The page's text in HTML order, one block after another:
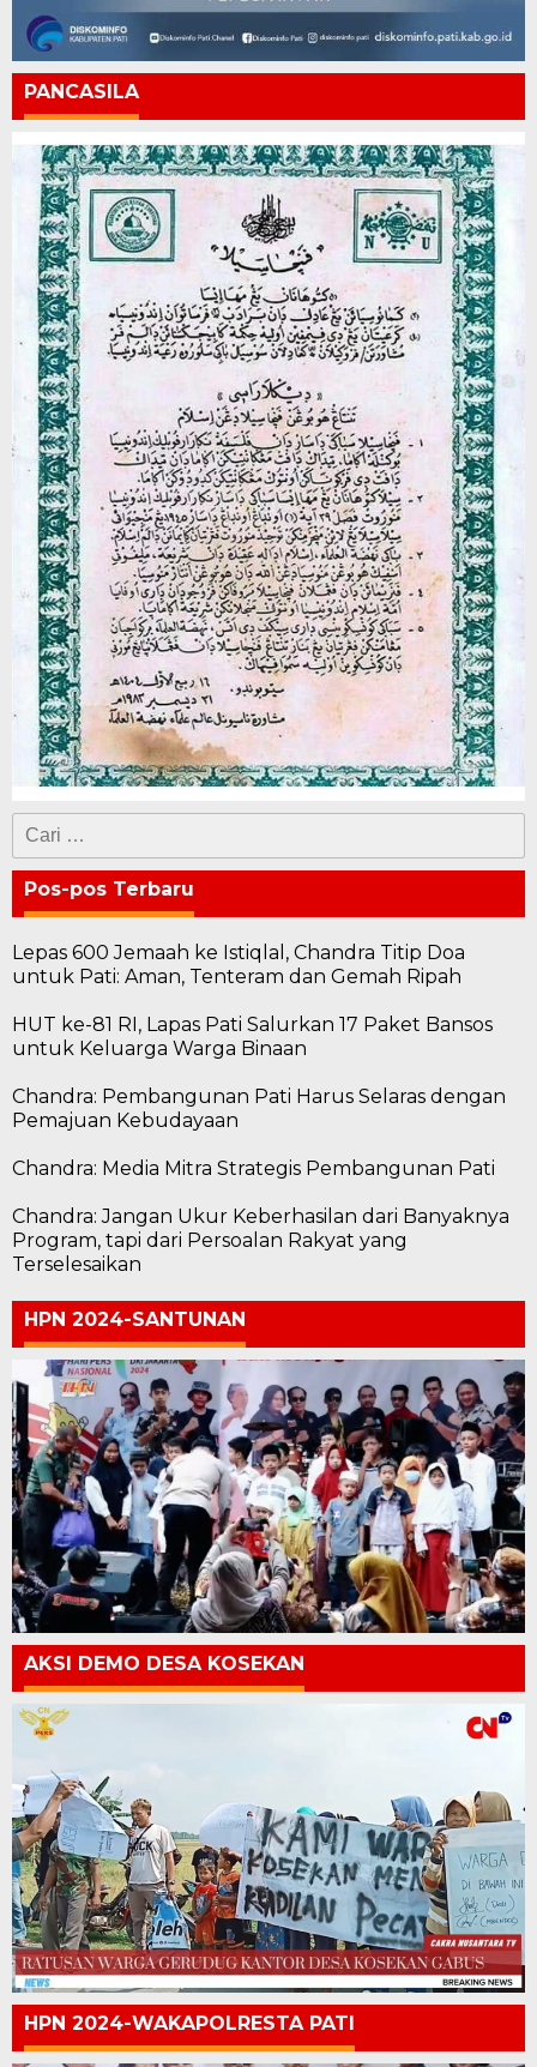
PANCASILA
Cari
untuk:
Pos-pos Terbaru
Lepas 600 Jemaah ke Istiqlal, Chandra Titip Doa
untuk Pati: Aman, Tenteram dan Gemah Ripah
HUT ke-81 RI, Lapas Pati Salurkan 17 Paket Bansos
untuk Keluarga Warga Binaan
Chandra: Pembangunan Pati Harus Selaras dengan
Pemajuan Kebudayaan
Chandra: Media Mitra Strategis Pembangunan Pati
Chandra: Jangan Ukur Keberhasilan dari Banyaknya
Program, tapi dari Persoalan Rakyat yang
Terselesaikan
HPN 2024-SANTUNAN
AKSI DEMO DESA KOSEKAN
HPN 2024-WAKAPOLRESTA PATI